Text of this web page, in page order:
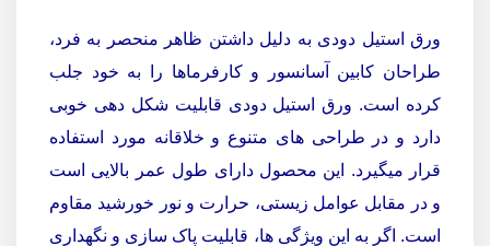
ورق استیل دودی به دلیل داشتن ظاهر منحصر به فرد،
طراحان کابین آسانسور و کارفرماها را به خود جلب
کرده است. ورق استیل دودی قابلیت شکل دهی خوبی
دارد و در طراحی های متنوع و خلاقانه مورد استفاده
قرار میگیرد. این محصول دارای طول عمر بالایی است
و در مقابل عوامل زیستی، حرارت و نور خورشید مقاوم
است. اگر به این ویژگی ها، قابلیت پاک سازی و نگهداری